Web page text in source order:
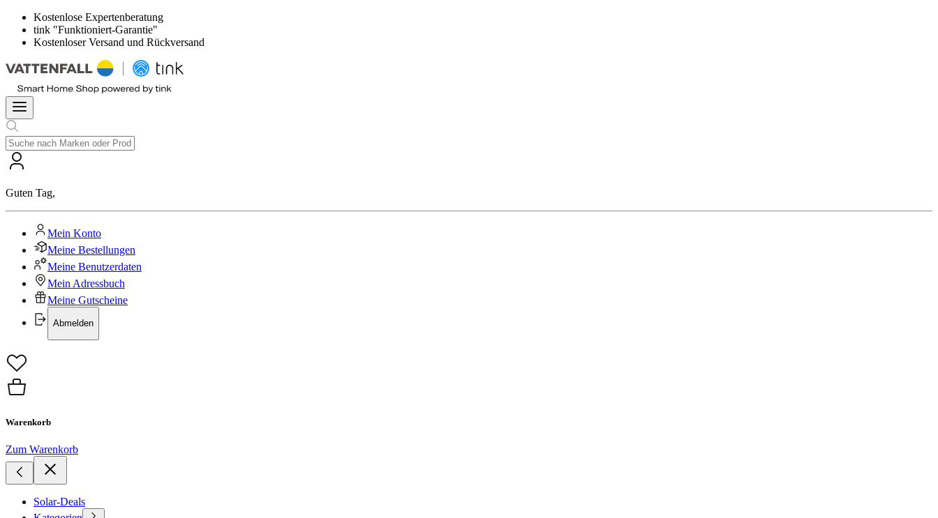
Kostenlose Expertenberatung
tink "Funktioniert-Garantie"
Kostenloser Versand und Rückversand
Guten Tag,
Mein Konto
Meine Bestellungen
Meine Benutzerdaten
Mein Adressbuch
Meine Gutscheine
Abmelden
Warenkorb
Zum Warenkorb
Solar-Deals